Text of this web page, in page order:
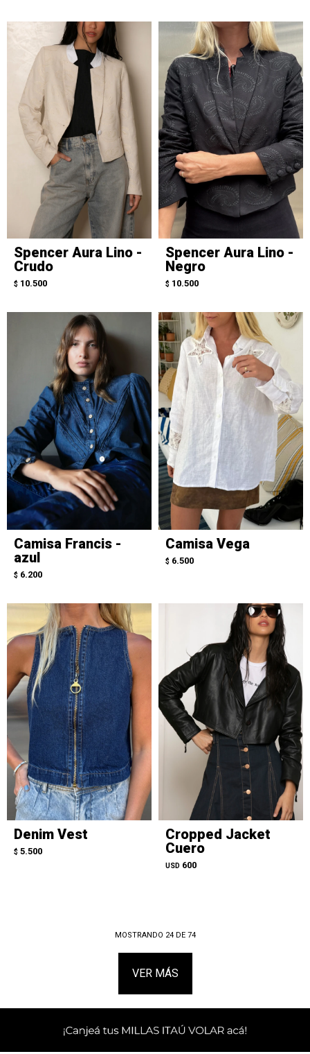
Spencer Aura Lino -
Crudo
$ 10.500
Spencer Aura Lino -
Negro
$ 10.500
Camisa Francis -
azul
$ 6.200
Camisa Vega
$ 6.500
Denim Vest
$ 5.500
Cropped Jacket
Cuero
USD 600
MOSTRANDO 24DE 74
VER MÁS